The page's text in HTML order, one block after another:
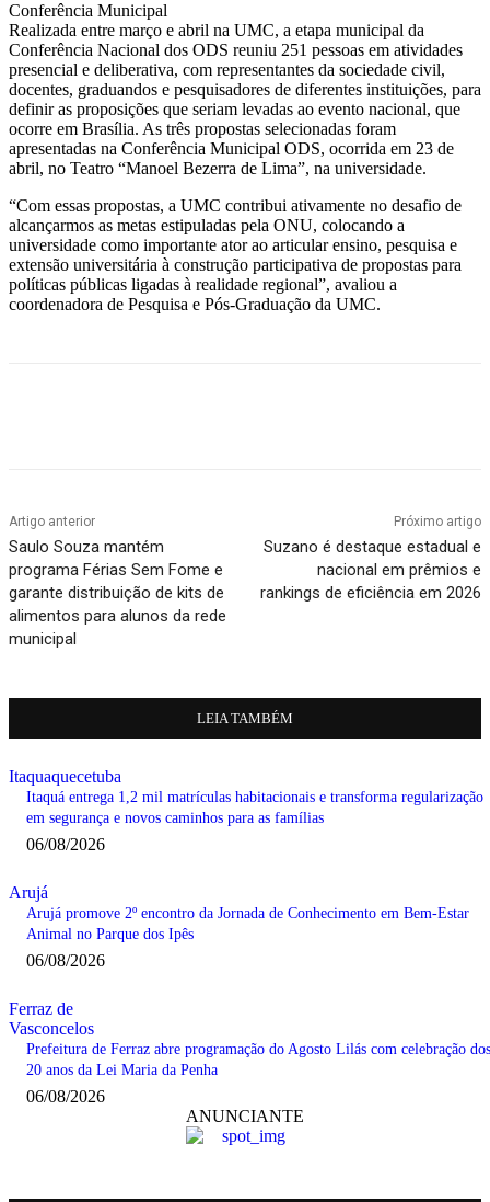
Conferência Municipal
Realizada entre março e abril na UMC, a etapa municipal da
Conferência Nacional dos ODS reuniu 251 pessoas em atividades
presencial e deliberativa, com representantes da sociedade civil,
docentes, graduandos e pesquisadores de diferentes instituições, para
definir as proposições que seriam levadas ao evento nacional, que
ocorre em Brasília. As três propostas selecionadas foram
apresentadas na Conferência Municipal ODS, ocorrida em 23 de
abril, no Teatro “Manoel Bezerra de Lima”, na universidade.
“Com essas propostas, a UMC contribui ativamente no desafio de
alcançarmos as metas estipuladas pela ONU, colocando a
universidade como importante ator ao articular ensino, pesquisa e
extensão universitária à construção participativa de propostas para
políticas públicas ligadas à realidade regional”, avaliou a
coordenadora de Pesquisa e Pós-Graduação da UMC.
Artigo anterior
Saulo Souza mantém
programa Férias Sem Fome e
garante distribuição de kits de
alimentos para alunos da rede
municipal
Próximo artigo
Suzano é destaque estadual e
nacional em prêmios e
rankings de eficiência em 2026
LEIA TAMBÉM
Itaquaquecetuba
Itaquá entrega 1,2 mil matrículas habitacionais e transforma regularização
em segurança e novos caminhos para as famílias
06/08/2026
Arujá
Arujá promove 2º encontro da Jornada de Conhecimento em Bem-Estar
Animal no Parque dos Ipês
06/08/2026
Ferraz de
Vasconcelos
Prefeitura de Ferraz abre programação do Agosto Lilás com celebração dos
20 anos da Lei Maria da Penha
06/08/2026
ANUNCIANTE